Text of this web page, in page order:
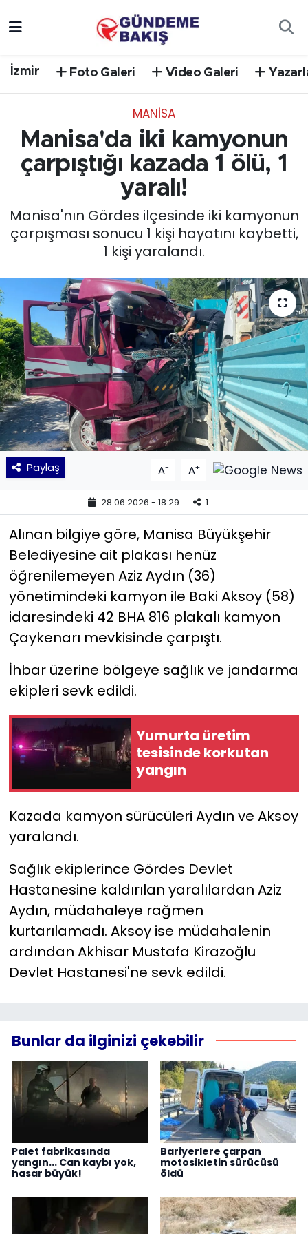
İzmir Foto Galeri Video Galeri
MANISA
Manisa'da iki kamyonun
çarpıştığı kazada 1 ölü, 1
yaralı!
Manisa'nın Gördes ilçesinde iki kamyonun
çarpışması sonucu 1 kişi hayatını kaybetti,
1 kişi yaralandı.
Paylaş A- A+
28.06.2026 - 18:29 1
​Alınan bilgiye göre, Manisa Büyükşehir
Belediyesine ait plakası henüz
öğrenilemeyen Aziz Aydın (36)
yönetimindeki kamyon ile Baki Aksoy (58)
idaresindeki 42 BHA 816 plakalı kamyon
Çaykenarı mevkisinde çarpıştı.
​İhbar üzerine bölgeye sağlık ve jandarma
ekipleri sevk edildi.
Yumurta üretim
tesisinde korkutan
yangın
Kazada kamyon sürücüleri Aydın ve Aksoy
yaralandı.
Sağlık ekiplerince ​Gördes Devlet
Hastanesine kaldırılan yaralılardan Aziz
Aydın, müdahaleye rağmen
kurtarılamadı. Aksoy ise müdahalenin
ardından Akhisar Mustafa Kirazoğlu
Devlet Hastanesi'ne sevk edildi.
Bunlar da ilginizi çekebilir
Palet fabrikasında
yangın... Can kaybı yok,
hasar büyük!
Bariyerlere çarpan
motosikletin sürücüsü
öldü
EGE
EKONOMİ
GÜNCEL
KÜLTÜR SANAT
MAGAZİN
POLİTİKA
SAĞLIK
Siyaset
TEKNOLOJİ
Yaşam
YEREL POLİTİKA
Yurt
Süper Lig Puan Durumu ve Fikstür
Tüm Manşetler
Son Dakika Haberleri